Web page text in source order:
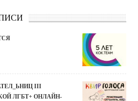
III
ЛГБТ+ ОНЛАЙН-